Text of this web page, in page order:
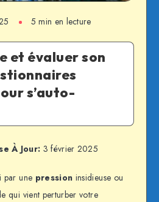
5 min en lecture
et évaluer son
s’auto-
À Jour: 3 février 2025
par une pression insidieuse ou
qui vient perturber votre